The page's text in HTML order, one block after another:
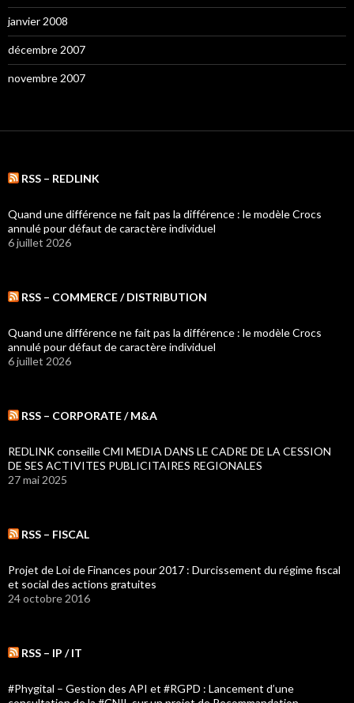
janvier 2008
décembre 2007
novembre 2007
RSS – REDLINK
Quand une différence ne fait pas la différence : le modèle Crocs
annulé pour défaut de caractère individuel
6 juillet 2026
RSS – COMMERCE / DISTRIBUTION
Quand une différence ne fait pas la différence : le modèle Crocs
annulé pour défaut de caractère individuel
6 juillet 2026
RSS – CORPORATE / M&A
REDLINK conseille CMI MEDIA DANS LE CADRE DE LA CESSION
DE SES ACTIVITES PUBLICITAIRES REGIONALES
27 mai 2025
RSS – FISCAL
Projet de Loi de Finances pour 2017 : Durcissement du régime fiscal
et social des actions gratuites
24 octobre 2016
RSS – IP / IT
#Phygital – Gestion des API et #RGPD : Lancement d’une